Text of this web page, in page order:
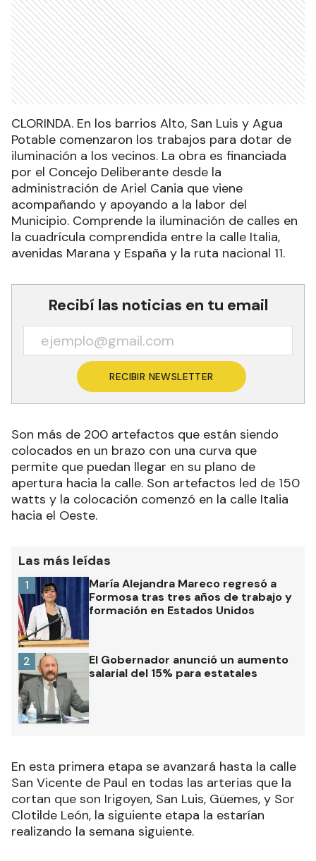
CLORINDA. En los barrios Alto, San Luis y Agua
Potable comenzaron los trabajos para dotar de
iluminación a los vecinos. La obra es financiada
por el Concejo Deliberante desde la
administración de Ariel Cania que viene
acompañando y apoyando a la labor del
Municipio. Comprende la iluminación de calles en
la cuadrícula comprendida entre la calle Italia,
avenidas Marana y España y la ruta nacional 11.
Recibí las noticias en tu email
RECIBIR NEWSLETTER
Son más de 200 artefactos que están siendo
colocados en un brazo con una curva que
permite que puedan llegar en su plano de
apertura hacia la calle. Son artefactos led de 150
watts y la colocación comenzó en la calle Italia
hacia el Oeste.
Las más leídas
María Alejandra Mareco regresó a
Formosa tras tres años de trabajo y
formación en Estados Unidos
1
El Gobernador anunció un aumento
salarial del 15% para estatales
2
En esta primera etapa se avanzará hasta la calle
San Vicente de Paul en todas las arterias que la
cortan que son Irigoyen, San Luis, Güemes, y Sor
Clotilde León, la siguiente etapa la estarían
realizando la semana siguiente.